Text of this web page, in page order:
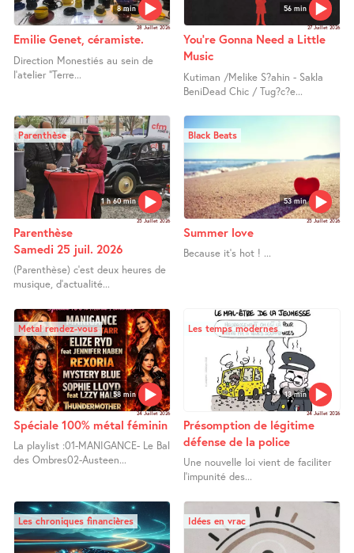
8 min
28 Juillet 2026
Emilie Genet, céramiste.
Direction Monestiés au sein de
l’atelier "Terre...
56 min
27 Juillet 2026
You’re Gonna Need a Little
Music
Kutiman /Melike S?ahin - Sakla
BeniDead Chic / Tug?c?e...
1 h 60 min
Parenthèse
25 Juillet 2026
Parenthèse
Samedi 25 juil. 2026
(Parenthèse) c’est deux heures de
musique, d’actualité...
53 min
Black Beats
25 Juillet 2026
Summer love
Because it’s hot ! ...
58 min
Metal rendez-vous
24 Juillet 2026
Spéciale 100% métal féminin
La playlist :01-MANIGANCE- Le Bal
des Ombres02-Austeen...
13 min
Les temps modernes
24 Juillet 2026
Présomption de légitime
défense de la police
Une nouvelle loi vient de faciliter
l’impunité des...
Les chroniques financières Idées en vrac